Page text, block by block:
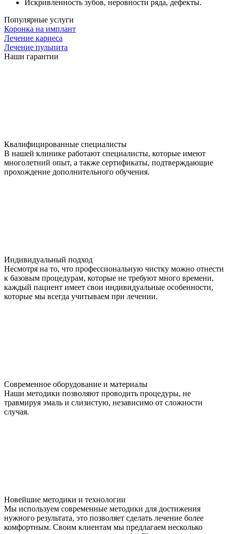
Искривленность зубов, неровности ряда, дефекты.
Популярные услуги
Коронка на имплант
Лечение кариеса
Лечение пульпита
Наши гарантии
Квалифицированные специалисты
В нашей клинике работают специалисты, которые имеют
многолетний опыт, а также сертификаты, подтверждающие
прохождение дополнительного обучения.
Индивидуальный подход
Несмотря на то, что профессиональную чистку можно отнести
к базовым процедурам, которые не требуют много времени,
каждый пациент имеет свои индивидуальные особенности,
которые мы всегда учитываем при лечении.
Современное оборудование и материалы
Наши методики позволяют проводить процедуры, не
травмируя эмаль и слизистую, независимо от сложности
случая.
Новейшие методики и технологии
Мы используем современные методики для достижения
нужного результата, это позволяет сделать лечение более
комфортным. Своим клиентам мы предлагаем несколько